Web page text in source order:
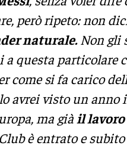
però ripeto: non
naturale.Non gli
questa particolare
come si fa carico
avrei visto un
ma già il lavoro
è entrato e subito